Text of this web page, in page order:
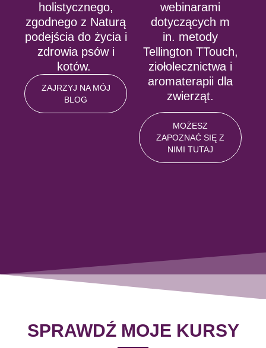
holistycznego,
zgodnego z Naturą
podejścia do życia i
zdrowia psów i
kotów.
ZAJRZYJ NA MÓJ
BLOG
webinarami
dotyczących m
in. metody
Tellington TTouch,
ziołolecznictwa i
aromaterapii dla
zwierząt.
MOŻESZ
ZAPOZNAĆ SIĘ Z
NIMI TUTAJ
SPRAWDŹ MOJE KURSY